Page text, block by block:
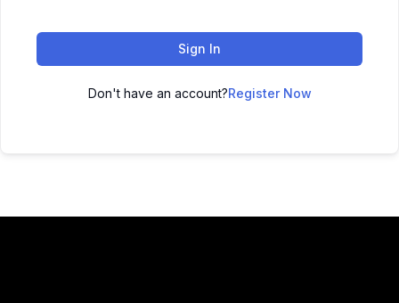
Sign In
Don't have an account?Register Now